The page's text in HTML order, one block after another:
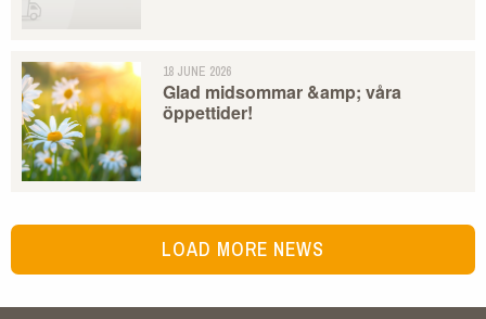
18 JUNE 2026
Glad midsommar &amp; våra
öppettider!
LOAD MORE NEWS